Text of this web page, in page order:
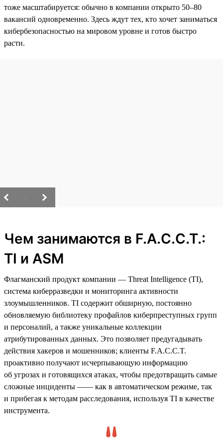
тоже масштабируется: обычно в компании открыто 50–80
вакансий одновременно. Здесь ждут тех, кто хочет заниматься
кибербезопасностью на мировом уровне и готов быстро
расти.
Чем занимаются в F.A.C.C.T.:
TI и ASM
Флагманский продукт компании — Threat Intelligence (TI),
система киберразведки и мониторинга активности
злоумышленников. TI содержит обширную, постоянно
обновляемую библиотеку профайлов киберпреступных групп
и персоналий, а также уникальные коллекции
атрибутированных данных. Это позволяет предугадывать
действия хакеров и мошенников; клиенты F.A.C.C.T.
проактивно получают исчерпывающую информацию
об угрозах и готовящихся атаках, чтобы предотвращать самые
сложные инциденты —— как в автоматическом режиме, так
и прибегая к методам расследования, используя TI в качестве
инструмента.